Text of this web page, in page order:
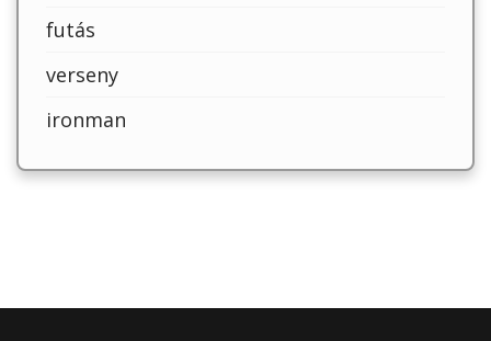
futás
verseny
ironman